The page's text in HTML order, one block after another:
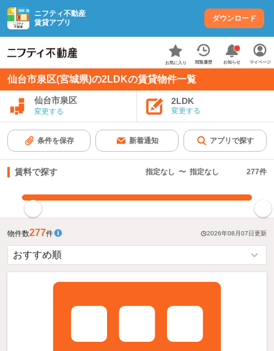
ニフティ不動産
賃貸アプリ
ダウンロード
お気に入り 閲覧履歴 お知らせ マイページ
仙台市泉区(宮城県)の2LDKの賃貸物件一覧
仙台市泉区
変更する
2LDK
変更する
条件を保存 新着通知 アプリで探す
賃料で探す 指定なし 〜 指定なし 277件
物件数277件 2026年08月07日更新